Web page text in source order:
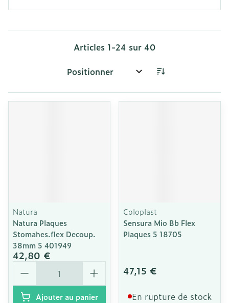
Articles 1-24 sur 40
Trier par:
Natura
Natura Plaques
Stomahes.flex Decoup.
38mm 5 401949
42,80 €
Quantité
Ajouter au panier
Coloplast
Sensura Mio Bb Flex
Plaques 5 18705
47,15 €
En rupture de stock